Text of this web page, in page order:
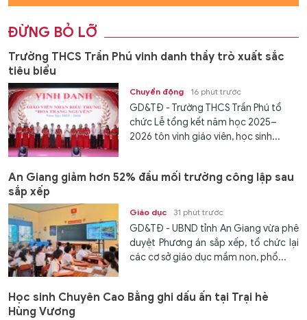
ĐỪNG BỎ LỠ
Trường THCS Trần Phú vinh danh thầy trò xuất sắc
tiêu biểu
Chuyển động 16 phút trước
GD&TĐ - Trường THCS Trần Phú tổ
chức Lễ tổng kết năm học 2025–
2026 tôn vinh giáo viên, học sinh...
An Giang giảm hơn 52% đầu mối trường công lập sau
sắp xếp
Giáo dục 31 phút trước
GD&TĐ - UBND tỉnh An Giang vừa phê
duyệt Phương án sắp xếp, tổ chức lại
các cơ sở giáo dục mầm non, phổ...
Học sinh Chuyên Cao Bằng ghi dấu ấn tại Trại hè
Hùng Vương